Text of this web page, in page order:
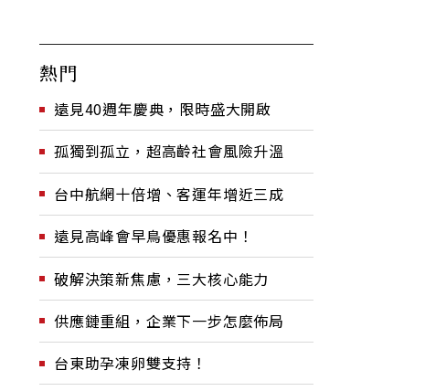
熱門
遠見40週年慶典，限時盛大開啟
孤獨到孤立，超高齡社會風險升溫
台中航網十倍增、客運年增近三成
遠見高峰會早鳥優惠報名中！
破解決策新焦慮，三大核心能力
供應鏈重組，企業下一步怎麼佈局
台東助孕凍卵雙支持！